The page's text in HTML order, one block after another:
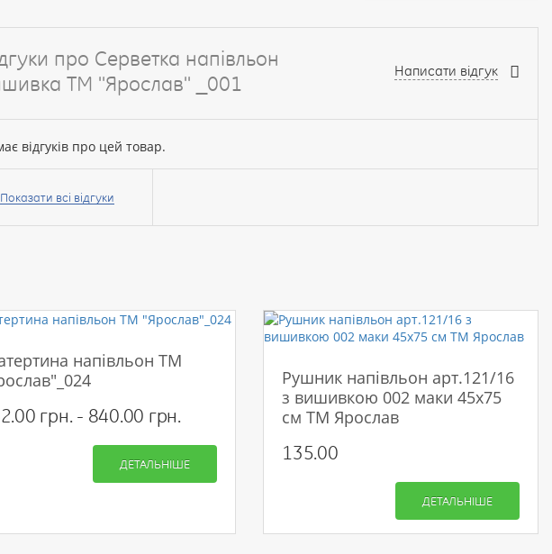
про Серветка напівльон
ТМ ''Ярослав'' _001
Написати відгук
відгуків про цей товар.
Показати всі відгуки
напівльон ТМ
грн. - 840.00 грн.
ДЕТАЛЬНІШЕ
Рушник напівльон арт.121/16
з вишивкою 002 маки 45х75
см ТМ Ярослав
135.00
ДЕТАЛЬНІШЕ